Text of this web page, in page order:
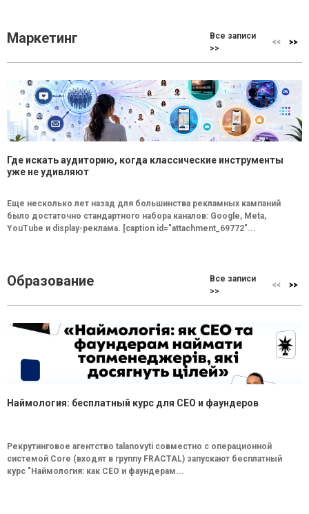
Маркетинг
Все записи
>>
Где искать аудиторию, когда классические инструменты
уже не удивляют
Еще несколько лет назад для большинства рекламных кампаний
было достаточно стандартного набора каналов: Google, Meta,
YouTube и display-реклама. [caption id="attachment_69772"...
Образование
Все записи
>>
Наймология: бесплатный курс для CEO и фаундеров
Рекрутинговое агентство talanovyti совместно с операционной
системой Core (входят в группу FRACTAL) запускают бесплатный
курс "Наймология: как СEO и фаундерам...